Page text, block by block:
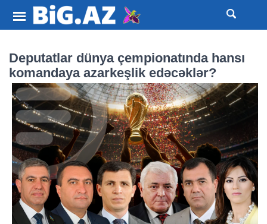
Deputatlar dünya çempionatında hansı
komandaya azarkeşlik edəcəklər?